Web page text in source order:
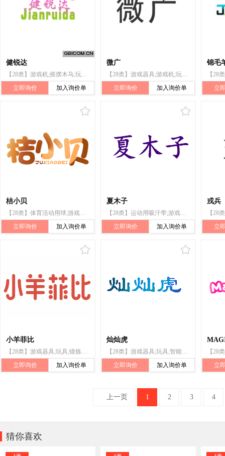
健锐达
【28类】游戏机;摇摆木马;玩具;羽毛球拍;锻炼身体器械;平衡木;保护垫（运动服部件）;护腿;旱冰鞋;钓具
立即询价
加入询价单
微广
【28类】游戏器具;游戏机;玩具;棋;运动用球;锻炼身体器械;体育活动器械;保护垫(运动服部件);纸牌;钓鱼用具
立即询价
加入询价单
锦毛
立
桔小贝
【28类】体育活动用球;游戏器具;保护垫（运动服部件）;轮滑鞋;锻炼身体器械;玩具;钓鱼用具;滑板;棋;球拍
立即询价
加入询价单
夏木子
【28类】运动用吸汗带;游戏器具;游戏机;玩具;智能玩具;棋;球拍;健身球;保护垫（运动服部件）;钓鱼竿
立即询价
加入询价单
戎兵
立
小羊菲比
【28类】游戏器具;玩具;锻炼身体器械;射箭用器具;体育活动器械;保护垫(运动服部件);钓鱼用具
立即询价
加入询价单
灿灿虎
【28类】游戏器具;玩具;智能玩具;棋;健身球;滑板;保护垫（运动服部件）;轮滑鞋;合成材料制圣诞树;钓鱼用具
立即询价
加入询价单 立
上一页 1 2 3 4
猜你喜欢